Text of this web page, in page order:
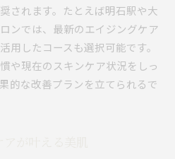
されます。たとえば明石駅や大
ンでは、最新のエイジングケア
用したコースも選択可能です。
や現在のスキンケア状況をしっ
的な改善プランを立てられるで